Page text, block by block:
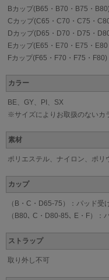
Bカップ(B65・B70・B75・B80)
Cカップ(C65・C70・C75・
Dカップ(D65・D70・D75・
Eカップ(E65・E70・E75・
Fカップ(F65・F70・F75・F80)
カラー
BE、GY、PI、SX
※サイズによりお取扱のないカ
素材
ポリエステル、ナイロン、ポリ
カップ
（B・C・D65-75）：パッド受
（B80､ C・D80-85､ E・F）：
ストラップ
取り外し不可